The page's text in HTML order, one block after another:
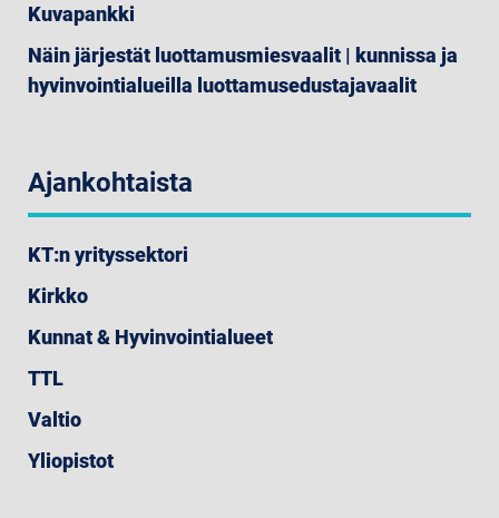
Kuvapankki
Näin järjestät luottamusmiesvaalit | kunnissa ja
hyvinvointialueilla luottamusedustajavaalit
Ajankohtaista
KT:n yrityssektori
Kirkko
Kunnat & Hyvinvointialueet
TTL
Valtio
Yliopistot